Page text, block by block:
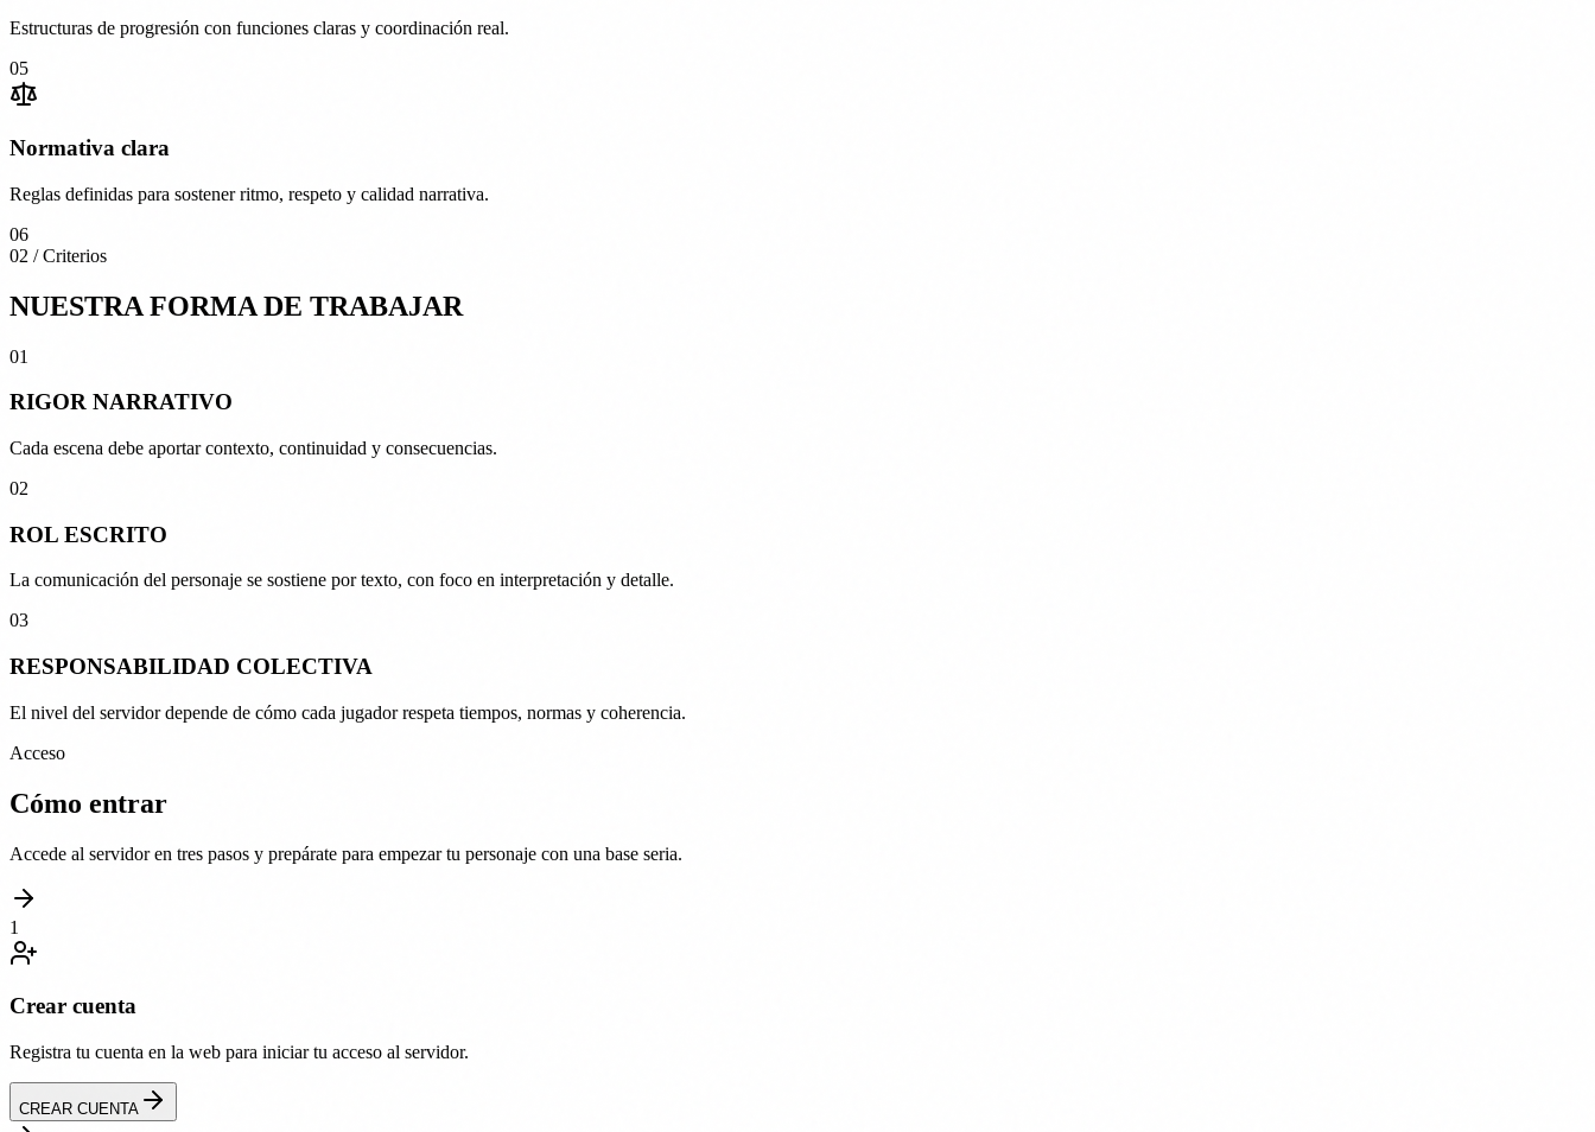
Estructuras de progresión con funciones claras y coordinación real.
05
Normativa clara
Reglas definidas para sostener ritmo, respeto y calidad narrativa.
06
02 / Criterios
NUESTRA FORMA DE TRABAJAR
01
RIGOR NARRATIVO
Cada escena debe aportar contexto, continuidad y consecuencias.
02
ROL ESCRITO
La comunicación del personaje se sostiene por texto, con foco en interpretación y detalle.
03
RESPONSABILIDAD COLECTIVA
El nivel del servidor depende de cómo cada jugador respeta tiempos, normas y coherencia.
Acceso
Cómo entrar
Accede al servidor en tres pasos y prepárate para empezar tu personaje con una base seria.
1
Crear cuenta
Registra tu cuenta en la web para iniciar tu acceso al servidor.
CREAR CUENTA